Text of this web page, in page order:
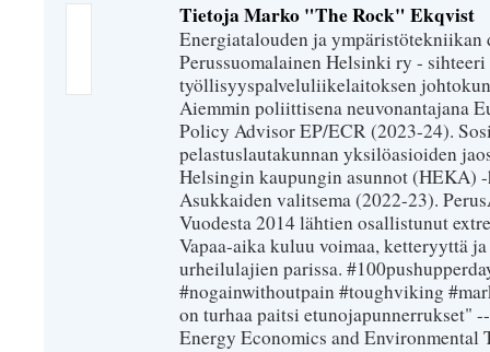
Tietoja Marko "The Rock" Ekqvist
Energiatalouden ja
Perussuomalainen Helsinki ry -
työllisyyspalveluliikelaitoksen
Aiemmin poliittisena neuvonantajana
Policy Advisor EP/ECR (2023-24).
pelastuslautakunnan yksilöasioiden
Helsingin kaupungin asunnot (HEKA)
Asukkaiden valitsema (2022-23).
Vuodesta 2014 lähtien osallistunut
Vapaa-aika kuluu voimaa, ketteryyttä
urheilulajien parissa.
#nogainwithoutpain #toughviking
on turhaa paitsi etunojapunnerrukset"
Energy Economics and Environmental